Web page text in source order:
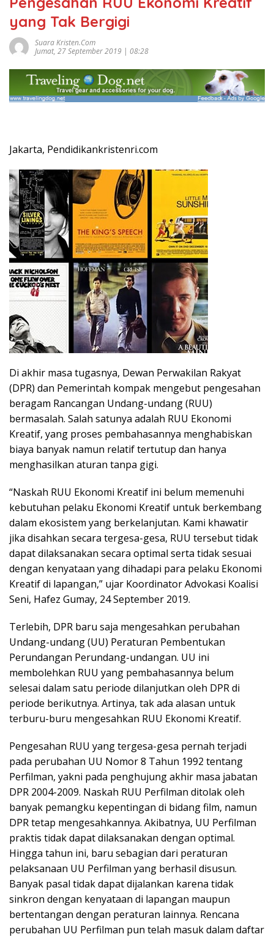
yang Tak Bergigi
Suara Kristen.com
Jumat, 27 September 2019 | 08:28
Jakarta, Pendidikankristenri.com
Di akhir masa tugasnya, Dewan Perwakilan Rakyat
(DPR) dan Pemerintah kompak mengebut pengesahan
beragam Rancangan Undang-undang (RUU)
bermasalah. Salah satunya adalah RUU Ekonomi
Kreatif, yang proses pembahasannya menghabiskan
biaya banyak namun relatif tertutup dan hanya
menghasilkan aturan tanpa gigi.
“Naskah RUU Ekonomi Kreatif ini belum memenuhi
kebutuhan pelaku Ekonomi Kreatif untuk berkembang
dalam ekosistem yang berkelanjutan. Kami khawatir
jika disahkan secara tergesa-gesa, RUU tersebut tidak
dapat dilaksanakan secara optimal serta tidak sesuai
dengan kenyataan yang dihadapi para pelaku Ekonomi
Kreatif di lapangan,” ujar Koordinator Advokasi Koalisi
Seni, Hafez Gumay, 24 September 2019.
Terlebih, DPR baru saja mengesahkan perubahan
Undang-undang (UU) Peraturan Pembentukan
Perundangan Perundang-undangan. UU ini
membolehkan RUU yang pembahasannya belum
selesai dalam satu periode dilanjutkan oleh DPR di
periode berikutnya. Artinya, tak ada alasan untuk
terburu-buru mengesahkan RUU Ekonomi Kreatif.
Pengesahan RUU yang tergesa-gesa pernah terjadi
pada perubahan UU Nomor 8 Tahun 1992 tentang
Perfilman, yakni pada penghujung akhir masa jabatan
DPR 2004-2009. Naskah RUU Perfilman ditolak oleh
banyak pemangku kepentingan di bidang film, namun
DPR tetap mengesahkannya. Akibatnya, UU Perfilman
praktis tidak dapat dilaksanakan dengan optimal.
Hingga tahun ini, baru sebagian dari peraturan
pelaksanaan UU Perfilman yang berhasil disusun.
Banyak pasal tidak dapat dijalankan karena tidak
sinkron dengan kenyataan di lapangan maupun
bertentangan dengan peraturan lainnya. Rencana
perubahan UU Perfilman pun telah masuk dalam daftar